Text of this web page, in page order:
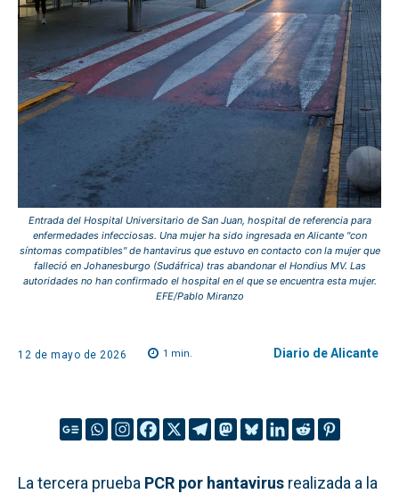
Entrada del Hospital Universitario de San Juan, hospital de referencia para
enfermedades infecciosas. Una mujer ha sido ingresada en Alicante "con
síntomas compatibles" de hantavirus que estuvo en contacto con la mujer que
falleció en Johanesburgo (Sudáfrica) tras abandonar el Hondius MV. Las
autoridades no han confirmado el hospital en el que se encuentra esta mujer.
EFE/Pablo Miranzo
12 de mayo de 2026 1 min. Diario de Alicante
La tercera prueba PCR por hantavirus realizada a la